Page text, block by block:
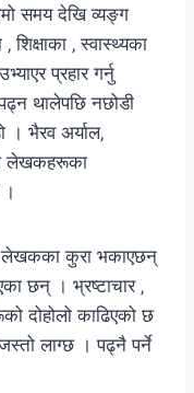
समय देखि व्यङ्ग
‚ स्वास्थ्यका
प्रहार गर्नु
थालेपछि नछोडी
। भैरव अर्याल‚
लेखकहरूका
लेखकका कुरा भकाएछन्
छन् । भ्रष्टाचार ‚
दोहोलो काढिएको छ
लाग्छ । पढ्नै पर्ने